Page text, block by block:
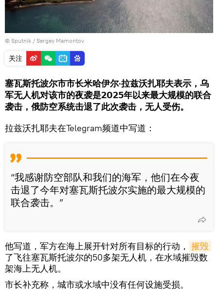
© Sputnik / Sergey Mamontov
关注
塞瓦斯托波尔市市长米哈伊尔·拉兹沃扎耶夫表示，乌
军无人机对该市的夜袭是2025年以来最大规模的联合
袭击，俄防空系统击退了此次袭击，无人受伤。
拉兹沃扎耶夫在Telegram频道中写道：
“我感谢防空部队和我们的海军，他们在今夜
击退了今年对塞瓦斯托波尔实施的最大规模的
联合袭击。”
他写道，军方在海上展开针对所有目标的行动， 摧毁
了飞往塞瓦斯托波尔的50多架无人机，在水域摧毁数
架海上无人机。
市长补充称，城市或水域中没有任何设施受损。